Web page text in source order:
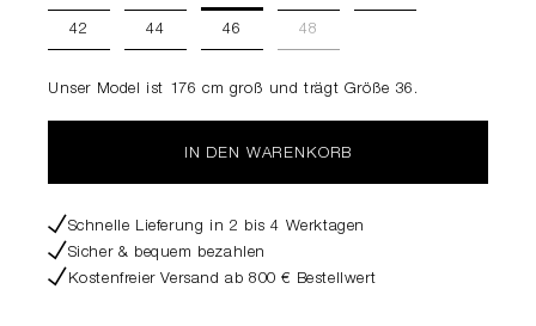
42 44 46 48
Unser Model ist 176 cm groß und trägt Größe 36.
IN DEN WARENKORB
Schnelle Lieferung in 2 bis 4 Werktagen
Sicher & bequem bezahlen
Kostenfreier Versand ab 800 € Bestellwert